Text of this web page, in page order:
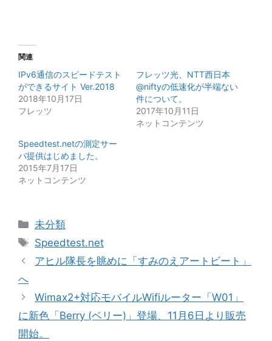
関連
IPv6通信のスピードテスト
ができるサイト Ver.2018
2018年10月17日
フレッツ
フレッツ光、NTT西日本
@niftyの低速化が半端ない
件について。
2017年10月11日
ネットコンテンツ
Speedtest.netの測定サー
バ提供はじめました。
2015年7月17日
ネットコンテンツ
カ
テ
ゴ
リ
未分類
タ
グ
Speedtest.net
アヒル隊長を眺めに「すみのえアートビート」
へ
Wimax2+対応モバイルWifiルーター「W01」
に新色「Berry (ベリー)」登場、11月6日より販売
開始。